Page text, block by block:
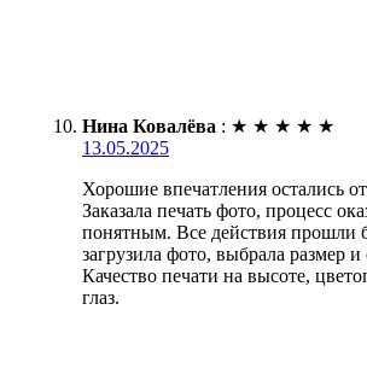
Нина Ковалёва : ★ ★ ★ ★ ★
13.05.2025
Хорошие впечатления остались
Заказала печать фото, процесс
понятным. Все действия прошли
загрузила фото, выбрала размер и
Качество печати на высоте,
глаз.